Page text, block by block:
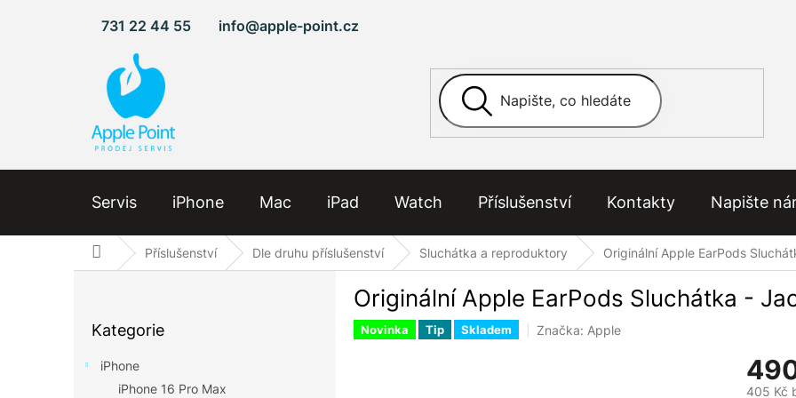
731 22 44 55 info@apple-point.cz
Servis iPhone Mac iPad Watch Příslušenství Kontakty Napište
Domů Příslušenství Dle druhu příslušenství Sluchátka a reproduktory Originální Apple EarPods
kategorie
Kategorie
iPhone
iPhone 16 Pro Max
Originální Apple EarPods Sluchátka -
Novinka Tip Skladem Značka: Apple
405 Kč